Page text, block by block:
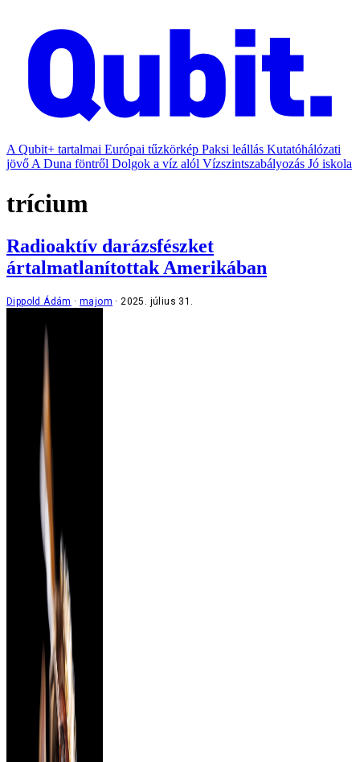
A Qubit+ tartalmai Európai tűzkörkép Paksi leállás Kutatóhálózati
jövő A Duna föntről Dolgok a víz alól Vízszintszabályozás Jó iskola
trícium
Radioaktív darázsfészket
ártalmatlanítottak Amerikában
Dippold Ádám majom 2025. július 31.